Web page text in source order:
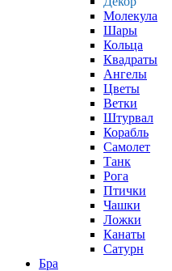
Молекула
Шары
Кольца
Квадраты
Ангелы
Цветы
Ветки
Штурвал
Корабль
Самолет
Танк
Рога
Птички
Чашки
Ложки
Канаты
Сатурн
Бра